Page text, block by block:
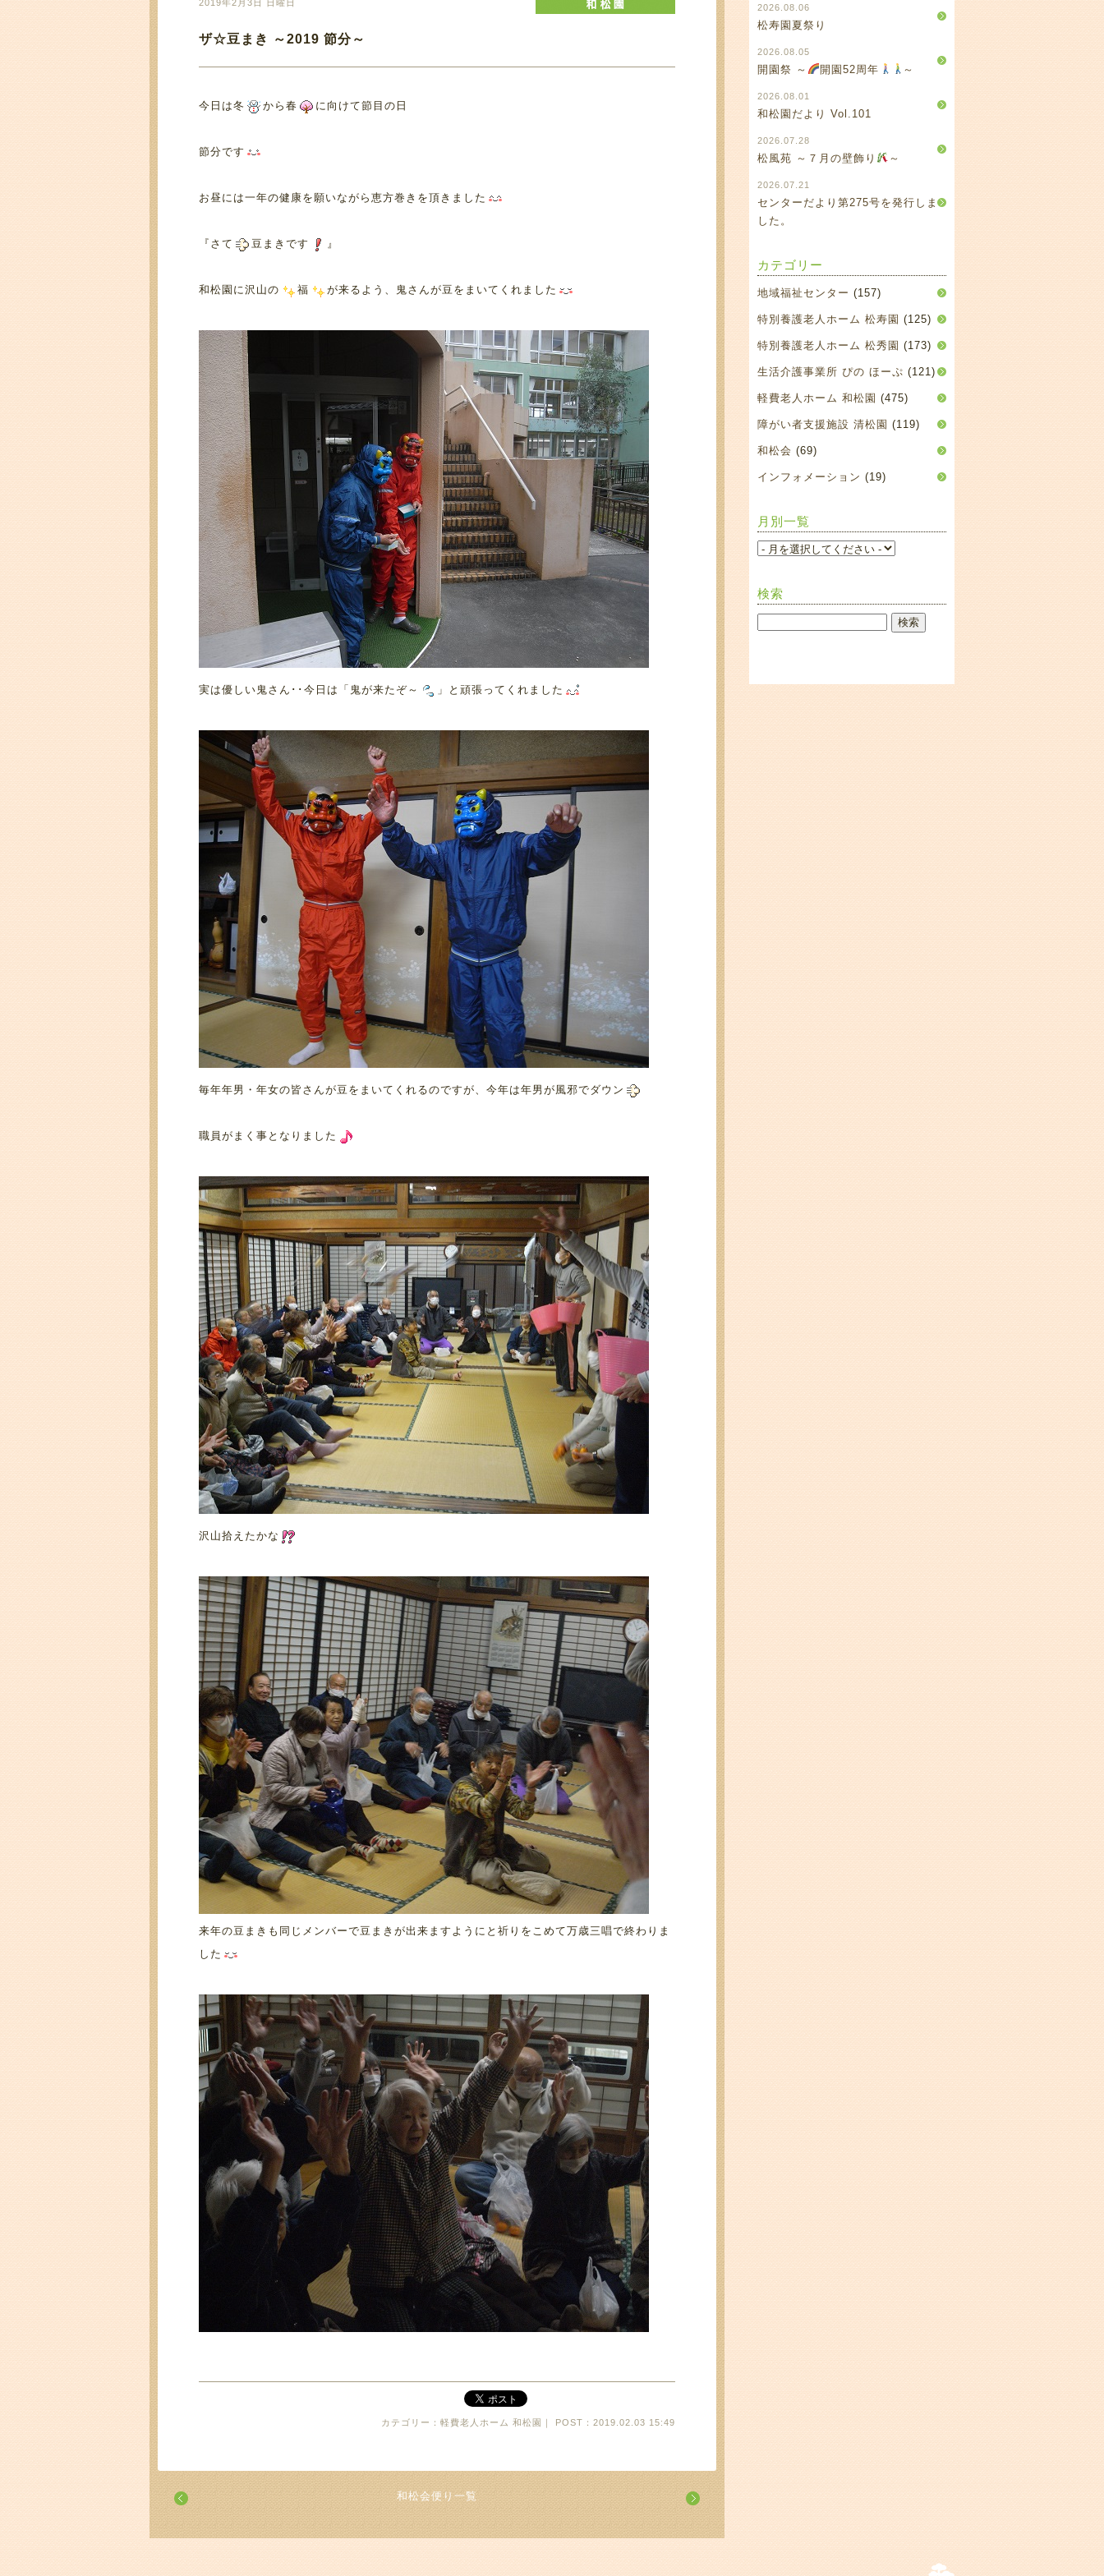
2019年2月3日 日曜日
ザ☆豆まき ～2019 節分～
今日は冬 から春 に向けて節目の日
節分です
お昼には一年の健康を願いながら恵方巻きを頂きました
『さて 豆まきです 』
和松園に沢山の 福 が来るよう、鬼さんが豆をまいてくれました
実は優しい鬼さん･･今日は「鬼が来たぞ～ 」と頑張ってくれました
毎年年男・年女の皆さんが豆をまいてくれるのですが、今年は年男が風邪でダウン
職員がまく事となりました
沢山拾えたかな
来年の豆まきも同じメンバーで豆まきが出来ますようにと祈りをこめて万歳三唱で終わりま
した
カテゴリー：軽費老人ホーム 和松園｜ POST：2019.02.03 15:49
和松会便り一覧
2026.08.06
松寿園夏祭り
2026.08.05
開園祭 ～ 開園52周年 ～
2026.08.01
和松園だより Vol.101
2026.07.28
松風苑 ～７月の壁飾り ～
2026.07.21
センターだより第275号を発行しま
した。
カテゴリー
地域福祉センター (157)
特別養護老人ホーム 松寿園 (125)
特別養護老人ホーム 松秀園 (173)
生活介護事業所 ぴの ほーぷ (121)
軽費老人ホーム 和松園 (475)
障がい者支援施設 清松園 (119)
和松会 (69)
インフォメーション (19)
月別一覧
検索